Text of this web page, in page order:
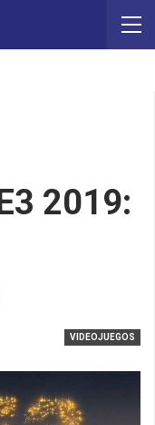
2019:
VIDEOJUEGOS